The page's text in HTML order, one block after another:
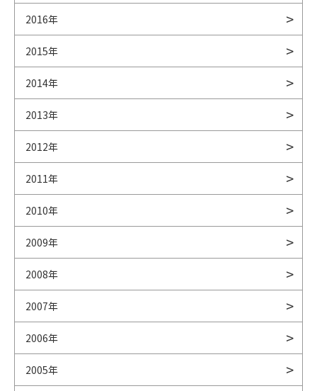
2016年
2015年
2014年
2013年
2012年
2011年
2010年
2009年
2008年
2007年
2006年
2005年